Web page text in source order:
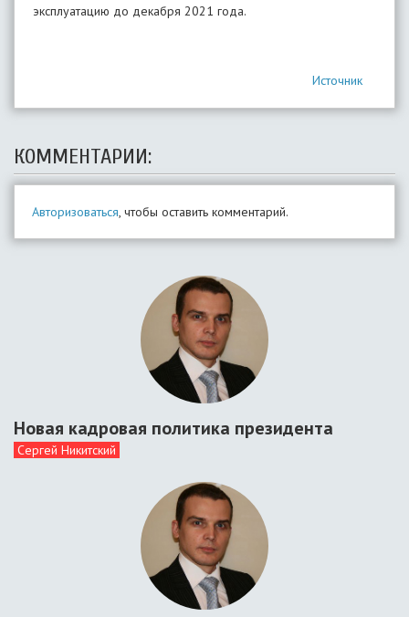
эксплуатацию до декабря 2021 года.
Источник
КОММЕНТАРИИ:
Авторизоваться, чтобы оставить комментарий.
Новая кадровая политика президента
Сергей Никитский